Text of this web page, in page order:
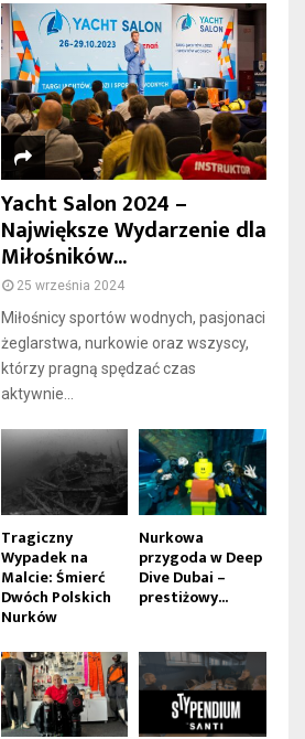
Yacht Salon 2024 –
Największe Wydarzenie dla
Miłośników...
25 września 2024
Miłośnicy sportów wodnych, pasjonaci
żeglarstwa, nurkowie oraz wszyscy,
którzy pragną spędzać czas
aktywnie...
Tragiczny
Wypadek na
Malcie: Śmierć
Dwóch Polskich
Nurków
Nurkowa
przygoda w Deep
Dive Dubai –
prestiżowy...